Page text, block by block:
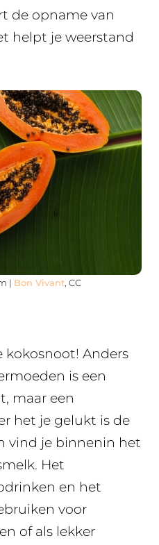
de opname van
helpt je weerstand
| Bon Vivant , CC
kokosnoot! Anders
is een
maar een
het je gelukt is de
vind je binnenin het
Het
en het
voor
of als lekker